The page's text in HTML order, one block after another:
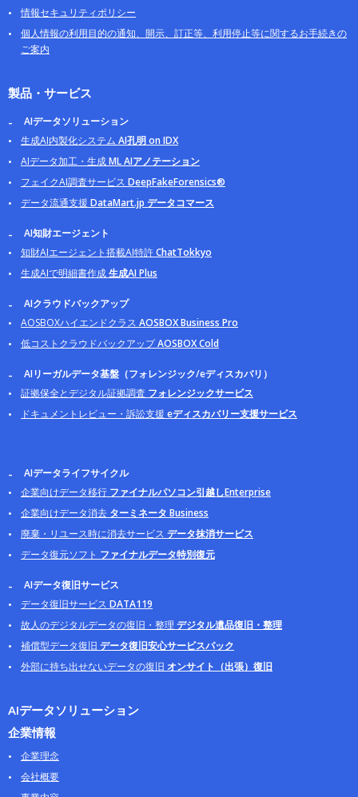
情報セキュリティポリシー
個人情報の利用目的の通知、開示、訂正等、利用停止等に関するお手続きの
ご案内
製品・サービス
AIデータソリューション
生成AI内製化システム AI孔明 on IDX
AIデータ加工・生成ML AIアノテーション
フェイクAI調査サービス DeepFakeForensics®
データ流通支援 DataMart.jp データコマース
AI知財エージェント
知財AIエージェント搭載AI特許ChatTokkyo
生成AIで明細書作成生成AI Plus
AIクラウドバックアップ
AOSBOXハイエンドクラス AOSBOX Business Pro
低コストクラウドバックアップAOSBOX Cold
AIリーガルデータ基盤（フォレンジック/eディスカバリ）
証拠保全とデジタル証拠調査 フォレンジックサービス
ドキュメントレビュー・訴訟支援 eディスカバリー支援サービス
AIデータライフサイクル
企業向けデータ移行 ファイナルパソコン引越しEnterprise
企業向けデータ消去 ターミネータ Business
廃棄・リユース時に消去サービス データ抹消サービス
データ復元ソフト ファイナルデータ特別復元
AIデータ復旧サービス
データ復旧サービス DATA119
故人のデジタルデータの復旧・整理 デジタル遺品復旧・整理
補償型データ復旧 データ復旧安心サービスパック
外部に持ち出せないデータの復旧 オンサイト（出張）復旧
AIデータソリューション
企業情報
企業理念
会社概要